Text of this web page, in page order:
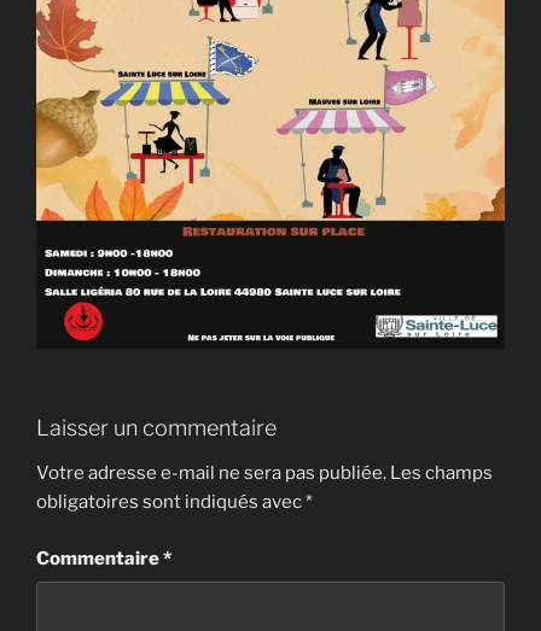
Laisser un commentaire
Votre adresse e-mail ne sera pas publiée. Les champs
obligatoires sont indiqués avec*
Commentaire*